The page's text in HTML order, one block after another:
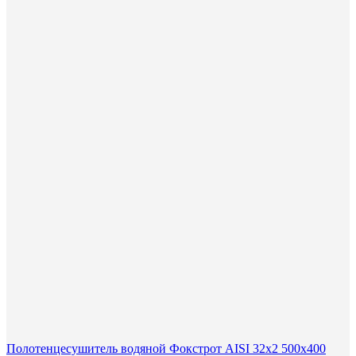
Полотенцесушитель водяной Фокстрот AISI 32х2 500х400